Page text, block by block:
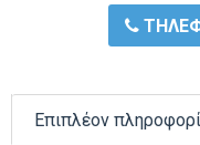
Επιπλέον